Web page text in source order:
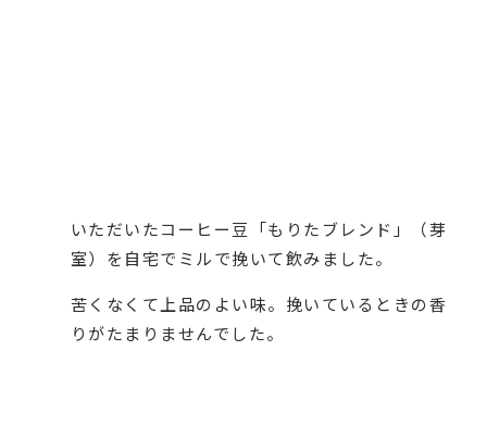
いただいたコーヒー豆「もりたブレンド」（芽
室）を自宅でミルで挽いて飲みました。
苦くなくて上品のよい味。挽いているときの香
りがたまりませんでした。